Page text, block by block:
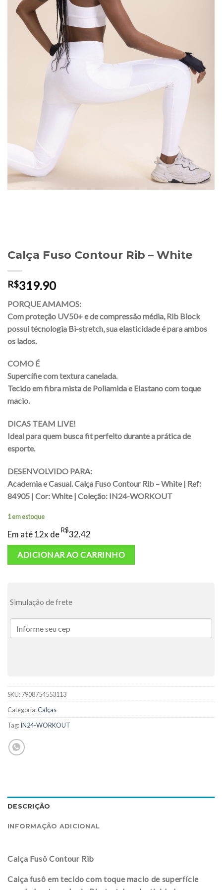
Calça Fuso Contour Rib – White
R$319.90
PORQUE AMAMOS:
Com proteção UV50+ e de compressão média, Rib Block
possui técnologia Bi-stretch, sua elasticidade é para ambos
os lados.
COMO É
Supercífie com textura canelada.
Tecido em fibra mista de Poliamida e Elastano com toque
macio.
DICAS TEAM LIVE!
Ideal para quem busca fit perfeito durante a prática de
esporte.
DESENVOLVIDO PARA:
Academia e Casual.Calça Fuso Contour Rib – White | Ref:
84905 | Cor: White | Coleção: IN24-WORKOUT
1 em estoque
Em até 12x deR$32.42
ADICIONAR AO CARRINHO
Simulação de frete
SKU:7908754553113
Categoria:Calças
Tag:IN24-WORKOUT
DESCRIÇÃO
INFORMAÇÃO ADICIONAL
Calça Fusô Contour Rib
Calça fusô em tecido com toque macio de superfície